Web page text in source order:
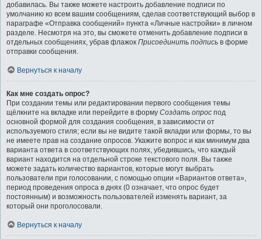
добавилась. Вы также можете настроить добавление подписи по
умолчанию ко всем вашим сообщениям, сделав соответствующий выбор в
параграфе «Отправка сообщений» пункта «Личные настройки» в личном
разделе. Несмотря на это, вы сможете отменить добавление подписи в
отдельных сообщениях, убрав флажок Присоединить подпись в форме
отправки сообщения.
Вернуться к началу
Как мне создать опрос?
При создании темы или редактировании первого сообщения темы
щёлкните на вкладке или перейдите в форму Создать опрос под
основной формой для создания сообщения, в зависимости от
используемого стиля; если вы не видите такой вкладки или формы, то вы
не имеете прав на создание опросов. Укажите вопрос и как минимум два
варианта ответа в соответствующих полях, убедившись, что каждый
вариант находится на отдельной строке текстового поля. Вы также
можете задать количество вариантов, которые могут выбрать
пользователи при голосовании, с помощью опции «Вариантов ответа»,
период проведения опроса в днях (0 означает, что опрос будет
постоянным) и возможность пользователей изменять вариант, за
который они проголосовали.
Вернуться к началу